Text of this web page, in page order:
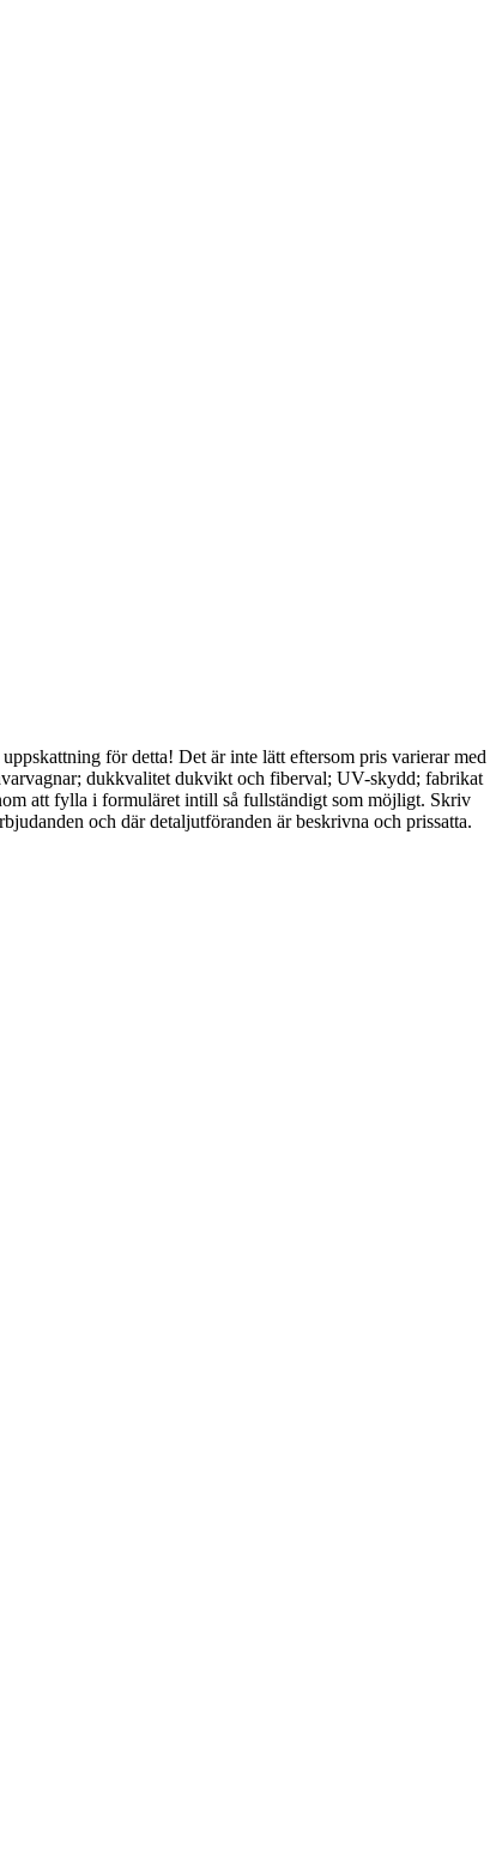
för detta! Det är inte lätt eftersom pris varierar med
dukkvalitet dukvikt och fiberval; UV-skydd; fabrikat
att fylla i formuläret intill så fullständigt som möjligt. Skriv
och där detaljutföranden är beskrivna och prissatta.